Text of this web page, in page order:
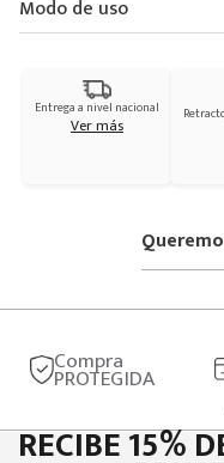
Modo de uso
Entrega a nivel nacional
Ver más
Compra
PROTEGIDA
RECIBE 15%